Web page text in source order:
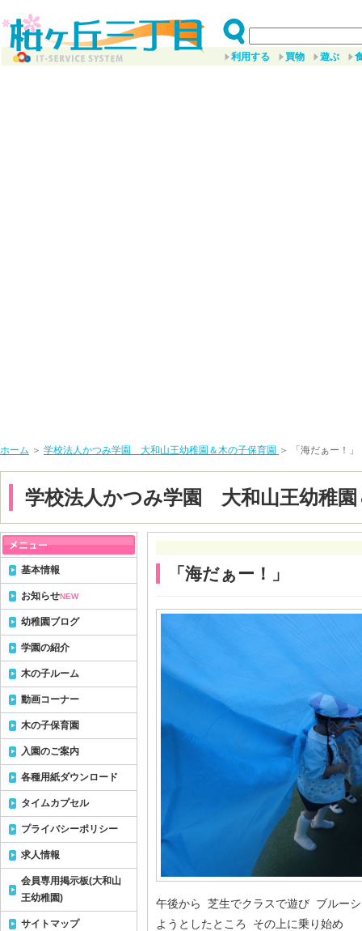
利用する 買物 遊ぶ
ホーム ＞ 学校法人かつみ学園 大和山王幼稚園＆木の子保育園 ＞ 「海だぁー！」
学校法人かつみ学園 大和山王幼稚園
「海だぁー！」
午後から 芝生でクラスで遊び ブルー
ようとしたところ その上に乗り始め
基本情報
お知らせNEW
幼稚園ブログ
学園の紹介
木の子ルーム
動画コーナー
木の子保育園
入園のご案内
各種用紙ダウンロード
タイムカプセル
プライバシーポリシー
求人情報
会員専用掲示板(大和山
王幼稚園)
サイトマップ